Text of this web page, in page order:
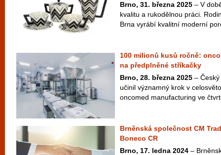
Brno, 31. března 2025 – V
kvalitu a rukodělnou práci.
Brna vyrábí kvalitní moderní
100 milionů kusů ročně:
na předplněné stříkačky
Brno, 28. března 2025 –
učinil významný krok v
oncomed manufacturing ve
Brněnská společnost CM
Boneco CR
Brno, 17. ledna 2024 –